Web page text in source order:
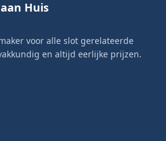
Huis
voor alle slot gerelateerde
en altijd eerlijke prijzen.